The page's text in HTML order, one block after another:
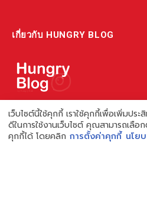
เกี่ยวกับ HUNGRY BLOG
แหล่งรวมข้อมูล ข่าวสาร เกี่ยวกับร้านอา
รีวิว ชี้เป้า รวมถึงความรู้ต่างๆ ที่เราอย
ไม่พอ เรายังมีความรู้เกี่ยวกับการทำร้
เว็บไซต์นี้ใช้คุกกี้ เราใช้คุกกี้เพื่อเพิ่มปร
ดีในการใช้งานเว็บไซต์ คุณสามารถเลือ
คุกกี้ได้ โดยคลิก การตั้งค่าคุกกี้ นโย